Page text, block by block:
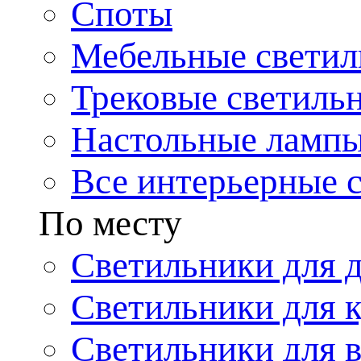
Споты
Мебельные
Трековые
Настольные
Все интерьерные
По месту
Светильники для
Светильники для
Светильники для